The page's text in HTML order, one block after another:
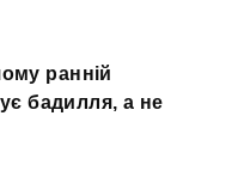
ранній
бадилля, а не